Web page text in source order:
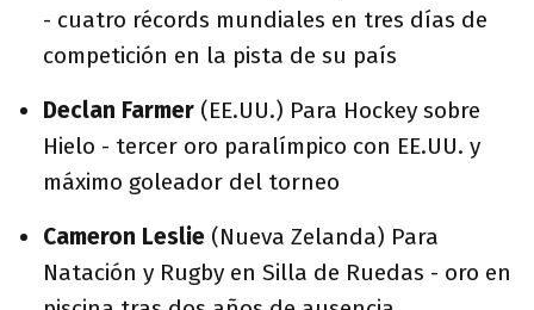
- cuatro récords mundiales en tres días de
competición en la pista de su país
Declan Farmer (EE.UU.) Para Hockey sobre
Hielo - tercer oro paralímpico con EE.UU. y
máximo goleador del torneo
Cameron Leslie (Nueva Zelanda) Para
Natación y Rugby en Silla de Ruedas - oro en